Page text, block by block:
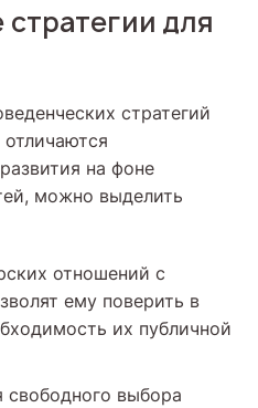
для
стратегий
на фоне
можно выделить
отношений с
ему поверить в
их публичной
свободного выбора